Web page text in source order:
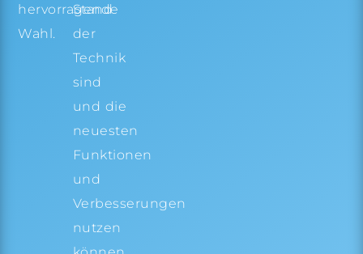
hervorragende
Wahl.
Stand
der
Technik
sind
und die
neuesten
Funktionen
und
Verbesserungen
nutzen